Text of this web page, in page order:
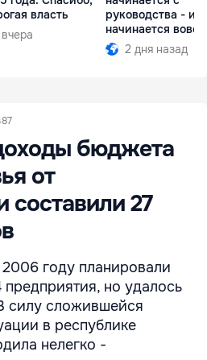
власть
вчера
руководства -
начинается вовсе
2 дня назад
бюджета
от
составили 27
году планировали
предприятия, но удалось
силу сложившейся
в республике
нелегко -